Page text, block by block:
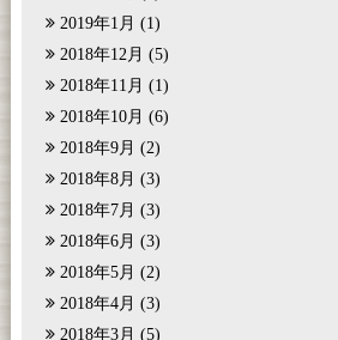
2019年1月 (1)
2018年12月 (5)
2018年11月 (1)
2018年10月 (6)
2018年9月 (2)
2018年8月 (3)
2018年7月 (3)
2018年6月 (3)
2018年5月 (2)
2018年4月 (3)
2018年3月 (5)